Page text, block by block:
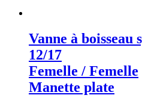
Vanne à
12/17
Femelle / Femelle
Manette plate